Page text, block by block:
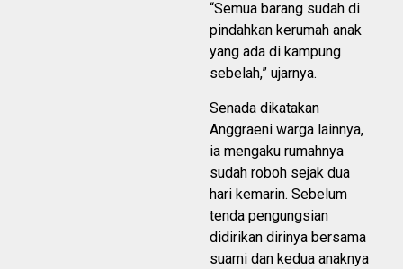
“Semua barang sudah di
pindahkan kerumah anak
yang ada di kampung
sebelah,” ujarnya.
Senada dikatakan
Anggraeni warga lainnya,
ia mengaku rumahnya
sudah roboh sejak dua
hari kemarin. Sebelum
tenda pengungsian
didirikan dirinya bersama
suami dan kedua anaknya